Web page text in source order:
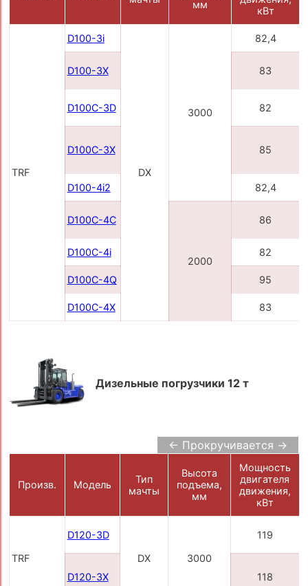
мм
кВт
TRF
D100-3i
DX
3000
82,4
D100-3X 83
D100C-3D 82
D100C-3X 85
D100-4i2 82,4
D100С-4C
2000
86
D100С-4i 82
D100С-4Q
95
D100С-4X 83
Дизельные погрузчики 12 т
← Прокручивается →
Произв. Модель
Тип
мачты
Высота
подъема,
мм
Мощность
двигателя
движения,
кВт
TRF
D120-3D
DX
3000
119
D120-3X 118